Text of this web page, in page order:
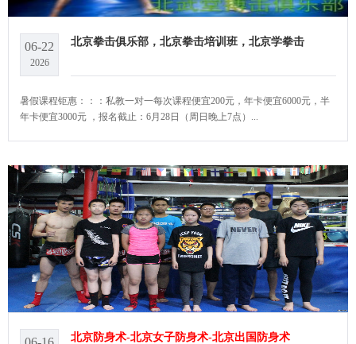
06-22
2026
北京拳击俱乐部，北京拳击培训班，北京学拳击
暑假课程钜惠：：：私教一对一每次课程便宜200元，年卡便宜6000元，半
年卡便宜3000元 ，报名截止：6月28日（周日晚上7点）...
北京防身术-北京女子防身术-北京出国防身术